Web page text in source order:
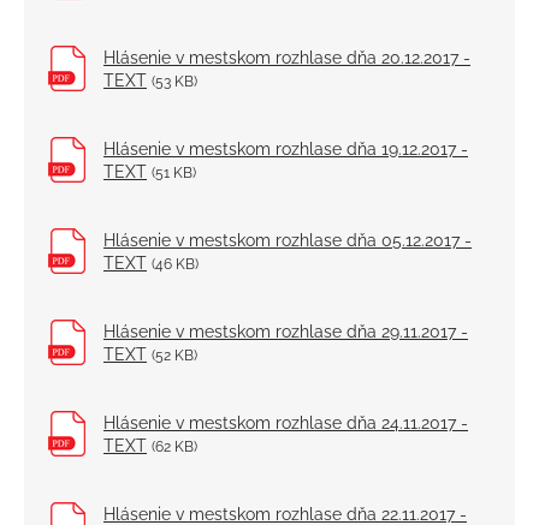
Poplatky
Verejno-prospešné služby
Fotogaléria
Školstvo
Projekty
Elektronické služby
Hlásenie v mestskom rozhlase dňa 20.12.2017 -
TEXT (53 KB)
Hlásenie v mestskom rozhlase dňa 19.12.2017 -
TEXT (51 KB)
Hlásenie v mestskom rozhlase dňa 05.12.2017 -
TEXT (46 KB)
Hlásenie v mestskom rozhlase dňa 29.11.2017 -
TEXT (52 KB)
Hlásenie v mestskom rozhlase dňa 24.11.2017 -
TEXT (62 KB)
Hlásenie v mestskom rozhlase dňa 22.11.2017 -